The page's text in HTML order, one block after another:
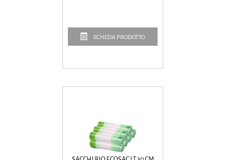
SCHEDA PRODOTTO